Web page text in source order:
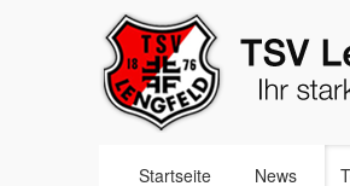
überspringen
Startseite News